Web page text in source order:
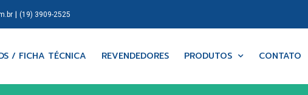
| (19) 3909-2525
/ FICHA TÉCNICA REVENDEDORES PRODUTOS CONTATO